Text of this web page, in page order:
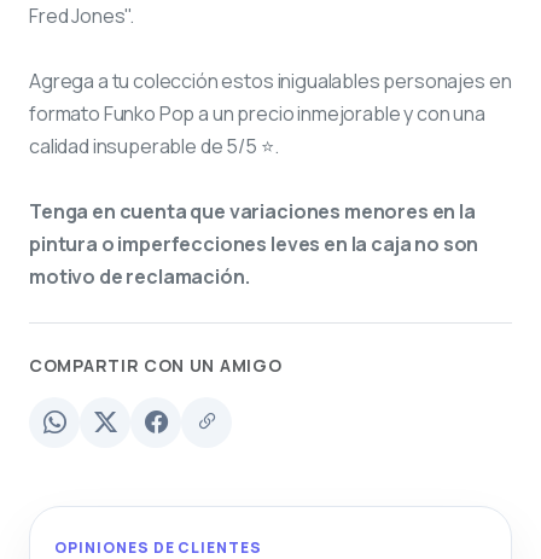
Fred Jones".
Agrega a tu colección estos inigualables personajes en
formato Funko Pop a un precio inmejorable y con una
calidad insuperable de 5/5 ⭐.
Tenga en cuenta que variaciones menores en la
pintura o imperfecciones leves en la caja no son
motivo de reclamación.
COMPARTIR CON UN AMIGO
OPINIONES DE CLIENTES